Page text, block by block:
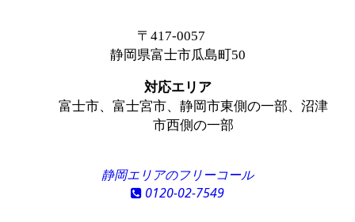
〒417-0057
静岡県富士市瓜島町50
対応エリア
富士市、富士宮市、静岡市東側の一部、沼津
市西側の一部
静岡エリアのフリーコール
0120-02-7549